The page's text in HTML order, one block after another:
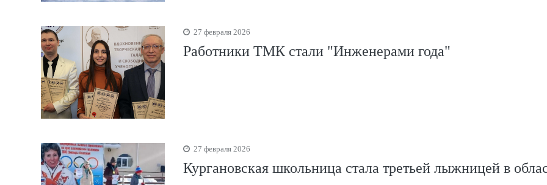
27 февраля 2026
Работники ТМК стали "Инженерами года"
27 февраля 2026
Кургановская школьница стала третьей лыжницей в